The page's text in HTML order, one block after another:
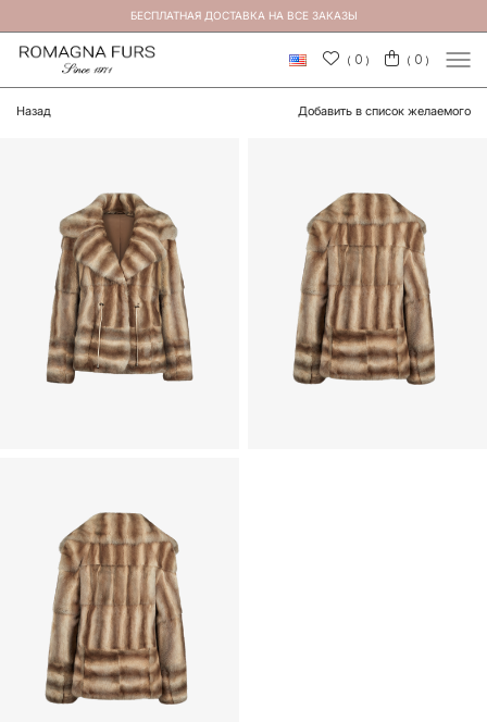
БЕСПЛАТНАЯ ДОСТАВКА НА ВСЕ ЗАКАЗЫ
( 0) ( 0 )
Назад Добавить в список желаемого
×